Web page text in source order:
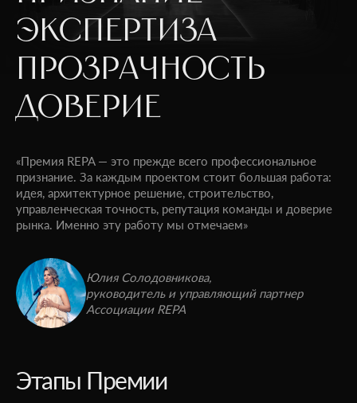
ЭКСПЕРТИЗА
ПРОЗРАЧНОСТЬ
ДОВЕРИЕ
«Премия REPA — это прежде всего профессиональное
признание. За каждым проектом стоит большая работа:
идея, архитектурное решение, строительство,
управленческая точность, репутация команды и доверие
рынка. Именно эту работу мы отмечаем»
Юлия Солодовникова,
руководитель и управляющий партнер
Ассоциации REPA
Этапы Премии